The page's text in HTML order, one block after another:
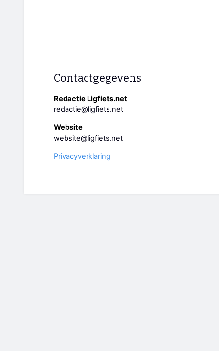
Contactgegevens
Redactie Ligfiets.net
redactie@ligfiets.net
Website
website@ligfiets.net
Privacyverklaring